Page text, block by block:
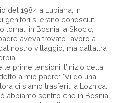
del 1984 a Lubiana, in
genitori si erano conosciuti
tornati in Bosnia, a Skocic,
aveva trovato lavoro a
nostro villaggio, ma dall’altra
le prime tensioni, l’inizio della
a mio padre: "Vi do una
ci siamo trasferiti a Loznica.
abbiamo sentito che in Bosnia